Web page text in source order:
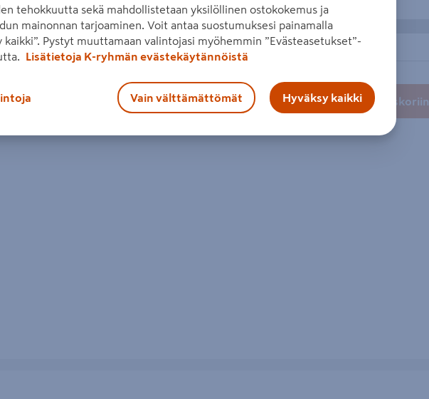
Lue koko tuotekuvaus
Lisää ostoskoriin
tehokkuutta sekä mahdollistetaan yksilöllinen ostokokemus ja
mainonnan tarjoaminen. Voit antaa suostumuksesi painamalla
kaikki”. Pystyt muuttamaan valintojasi myöhemmin ”Evästeasetukset”-
Lisätietoja K-ryhmän evästekäytännöistä
Vain välttämättömät Hyväksy kaikki